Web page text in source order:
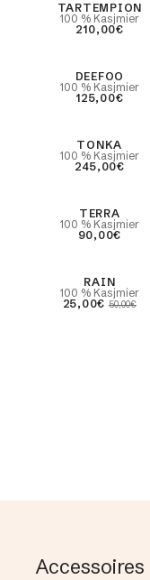
TARTEMPION
100 % Kasjmier
210,00€
DEEFOO
100 % Kasjmier
125,00€
TONKA
100 % Kasjmier
245,00€
TERRA
100 % Kasjmier
90,00€
RAIN
100 % Kasjmier
25,00€ 50,00€
Accessoires